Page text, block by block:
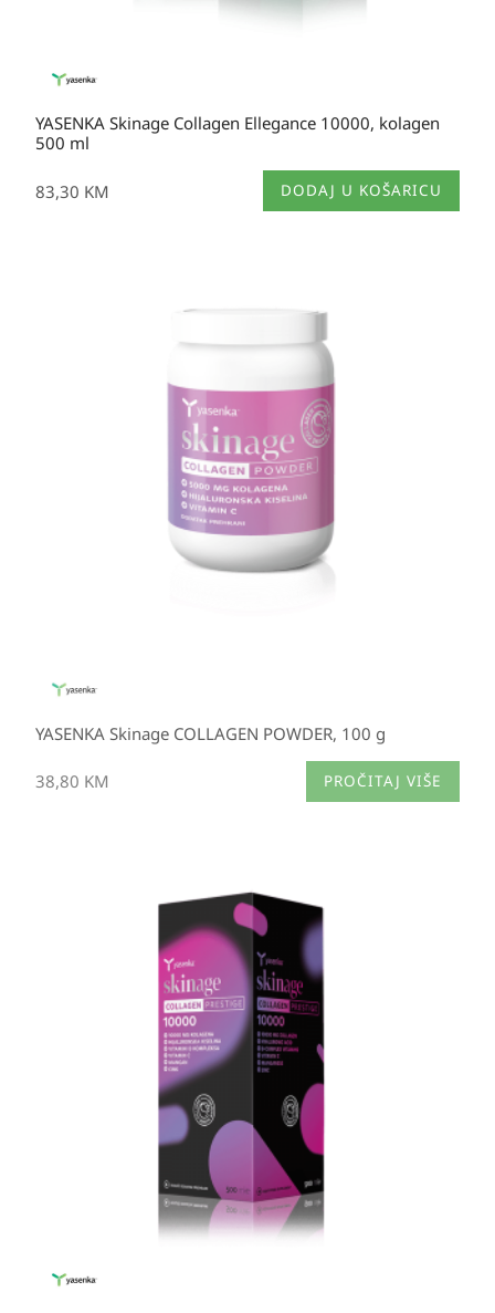
YASENKA Skinage Collagen Ellegance 10000, kolagen
500 ml
83,30 KM DODAJ U KOŠARICU
YASENKA Skinage COLLAGEN POWDER, 100 g
38,80 KM PROČITAJ VIŠE